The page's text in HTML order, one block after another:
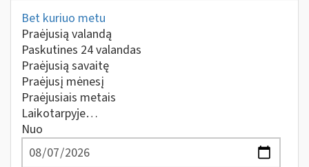
Bet kuriuo metu
Praėjusią valandą
Paskutines 24 valandas
Praėjusią savaitę
Praėjusį mėnesį
Praėjusiais metais
Laikotarpyje…
Nuo